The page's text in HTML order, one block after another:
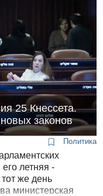
25 Кнессета.
законов
Политика
его летняя -
же день
министерская